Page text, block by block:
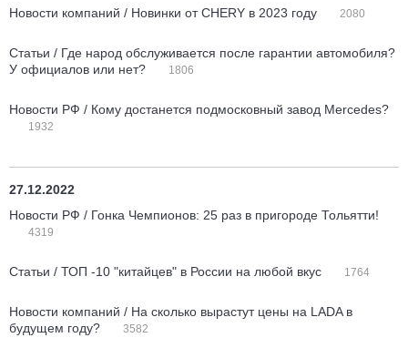
Новости компаний / Новинки от CHERY в 2023 году 2080
Статьи / Где народ обслуживается после гарантии автомобиля?
У официалов или нет?
1806
Новости РФ / Кому достанется подмосковный завод Mercedes?
1932
27.12.2022
Новости РФ / Гонка Чемпионов: 25 раз в пригороде Тольятти!
4319
Статьи / ТОП -10 "китайцев" в России на любой вкус 1764
Новости компаний / На сколько вырастут цены на LADA в
будущем году?
3582